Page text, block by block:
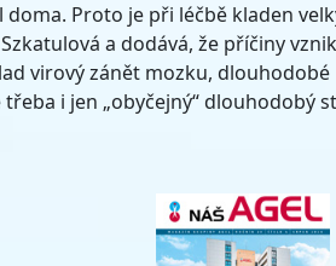
doma. Proto je při léčbě kladen
a dodává, že příčiny
virový zánět mozku, dlouhodobé
i jen „obyčejný“ dlouhodobý